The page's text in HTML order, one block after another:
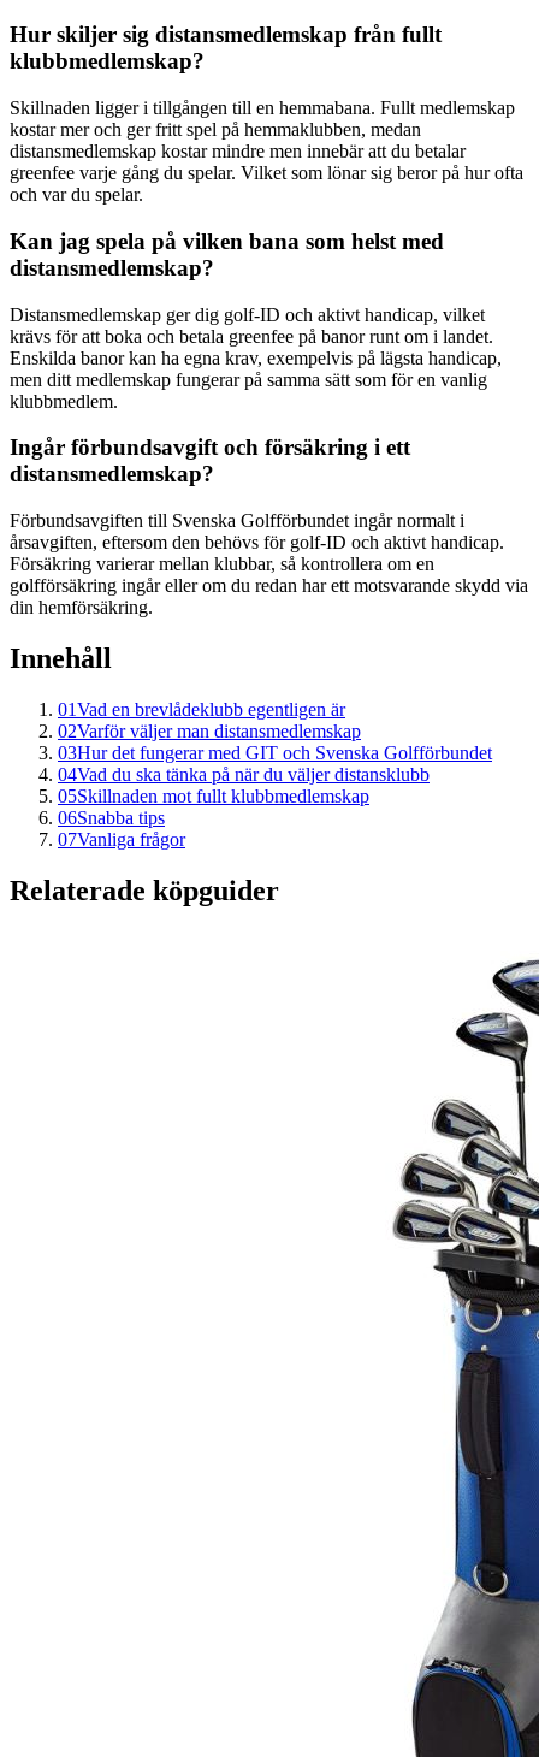
Hur skiljer sig distansmedlemskap från fullt
klubbmedlemskap?
Skillnaden ligger i tillgången till en hemmabana. Fullt medlemskap
kostar mer och ger fritt spel på hemmaklubben, medan
distansmedlemskap kostar mindre men innebär att du betalar
greenfee varje gång du spelar. Vilket som lönar sig beror på hur ofta
och var du spelar.
Kan jag spela på vilken bana som helst med
distansmedlemskap?
Distansmedlemskap ger dig golf-ID och aktivt handicap, vilket
krävs för att boka och betala greenfee på banor runt om i landet.
Enskilda banor kan ha egna krav, exempelvis på lägsta handicap,
men ditt medlemskap fungerar på samma sätt som för en vanlig
klubbmedlem.
Ingår förbundsavgift och försäkring i ett
distansmedlemskap?
Förbundsavgiften till Svenska Golfförbundet ingår normalt i
årsavgiften, eftersom den behövs för golf-ID och aktivt handicap.
Försäkring varierar mellan klubbar, så kontrollera om en
golfförsäkring ingår eller om du redan har ett motsvarande skydd via
din hemförsäkring.
Innehåll
01Vad en brevlådeklubb egentligen är
02Varför väljer man distansmedlemskap
03Hur det fungerar med GIT och Svenska Golfförbundet
04Vad du ska tänka på när du väljer distansklubb
05Skillnaden mot fullt klubbmedlemskap
06Snabba tips
07Vanliga frågor
Relaterade köpguider